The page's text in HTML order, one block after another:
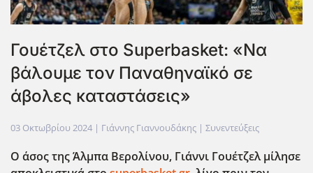
Γουέτζελ στο Superbasket: «Να
βάλουμε τον Παναθηναϊκό σε
άβολες καταστάσεις»
03 Οκτωβρίου 2024 | Γιάννης Γιαννουδάκης | Συνεντεύξεις
Ο άσος της Άλμπα Βερολίνου, Γιάννι Γουέτζελ μίλησε